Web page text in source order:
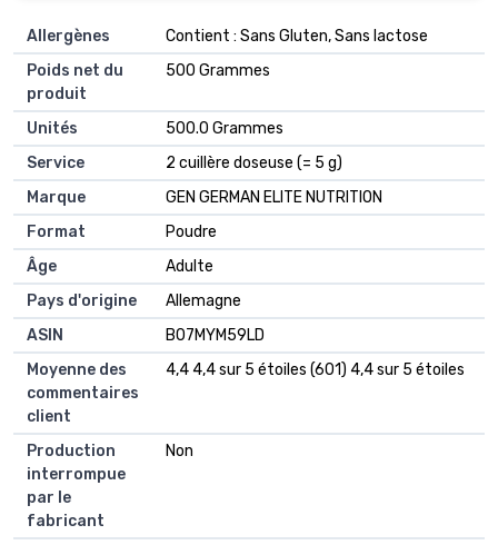
Allergènes
‎Contient : Sans Gluten, Sans lactose
Poids net du
produit
‎500 Grammes
Unités
‎500.0 Grammes
Service
‎2 cuillère doseuse (= 5 g)
Marque
‎GEN GERMAN ELITE NUTRITION
Format
‎Poudre
Âge
‎Adulte
Pays d'origine
‎Allemagne
ASIN
B07MYM59LD
Moyenne des
commentaires
client
4,4 4,4 sur 5 étoiles (601) 4,4 sur 5 étoiles
Production
interrompue
par le
fabricant
Non